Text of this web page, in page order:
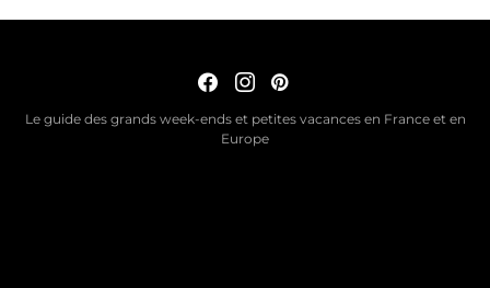
Le guide des grands week-ends et petites vacances en France et en
Europe